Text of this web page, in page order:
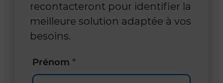
recontacteront pour identifier la
meilleure solution adaptée à vos
besoins.
Prénom *